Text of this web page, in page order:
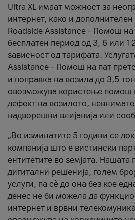
Ultra XL имаат можност за
интернет, како и дополнителен
Roadside Assistance – Помош
бесплатен период од 3, 6 или
зависност од тарифата.
Assistance – Помош на пат
и поправка на возила до 3,5
овозможува користење помош
дефект на возилото,
надворешни влијанија или
„Во изминатите 5 години се
компанија што е вистински
ентитетите во земјата. Нашата
дигитални решенија, голем
услуги, па сè до она без кое
денес не би можела да
интернет и врвни